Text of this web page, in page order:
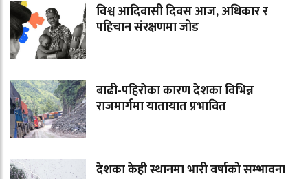
विश्व आदिवासी दिवस आज, अधिकार र
पहिचान संरक्षणमा जोड
बाढी-पहिराेका कारण देशका विभिन्न
राजमार्गमा यातायात प्रभावित
देशका केही स्थानमा भारी वर्षाको सम्भावना